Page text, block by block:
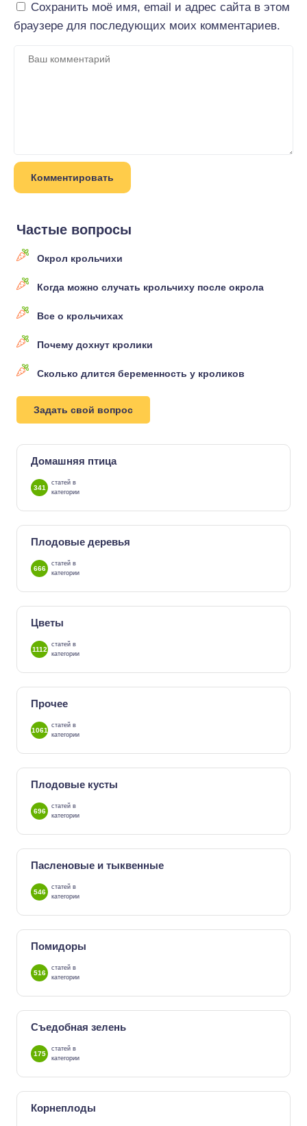
Сохранить моё имя, email и адрес сайта в этом
браузере для последующих моих комментариев.
Частые вопросы
Окрол крольчихи
Когда можно случать крольчиху после окрола
Все о крольчихах
Почему дохнут кролики
Сколько длится беременность у кроликов
Задать свой вопрос
Домашняя птица
341
статей в
категории
Плодовые деревья
666
статей в
категории
Цветы
1112
статей в
категории
Прочее
1061
статей в
категории
Плодовые кусты
696
статей в
категории
Пасленовые и тыквенные
546
статей в
категории
Помидоры
516
статей в
категории
Съедобная зелень
175
статей в
категории
Корнеплоды